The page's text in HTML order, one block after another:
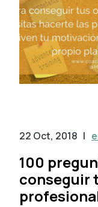
22 Oct, 2018 |
100
conseguir